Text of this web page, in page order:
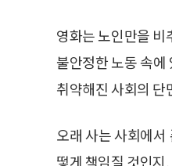
영화는 노인만을 비
불안정한 노동 속에
취약해진 사회의 단
오래 사는 사회에서
떻게 책임질 것인지